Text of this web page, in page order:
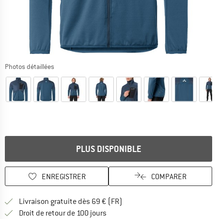
Photos détaillées
PLUS DISPONIBLE
ENREGISTRER COMPARER
Livraison gratuite dès 69 € (FR)
Droit de retour de 100 jours